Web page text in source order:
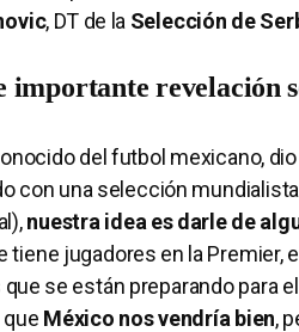
, DT de la Selección de
importante revelación
del futbol mexicano,
con una selección
nuestra idea es darle de
jugadores en la Premier,
se están preparando para
México nos vendría bien,